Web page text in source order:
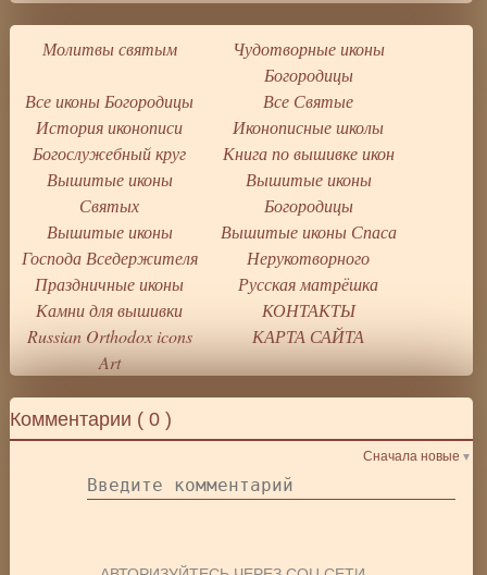
Комментарии (0 )
Сначала новые
Молитвы святым
Чудотворные иконы
Богородицы
Все иконы Богородицы
Все Святые
История иконописи
Иконописные школы
Богослужебный круг
Книга по вышивке икон
Вышитые иконы
Святых
Вышитые иконы
Богородицы
Вышитые иконы
Господа Вседержителя
Вышитые иконы Спаса
Нерукотворного
Праздничные иконы
Русская матрёшка
Камни для вышивки
КОНТАКТЫ
Russian Orthodox icons
Art
КАРТА САЙТА